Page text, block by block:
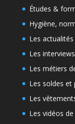
Études &
Hygiène,
Les
Les
Les métiers
Les soldes
Les
Les vidéos